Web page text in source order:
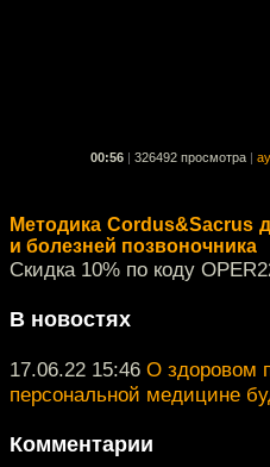
00:56 326492 просмотра
Методика Cordus&Sacrus
и болезней позвоночника
Скидка 10% по коду
В новостях
17.06.22 15:46 О здоровом
персональной медицине
Комментарии